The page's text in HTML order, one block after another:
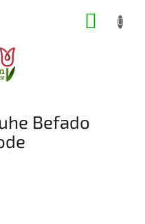
Befado